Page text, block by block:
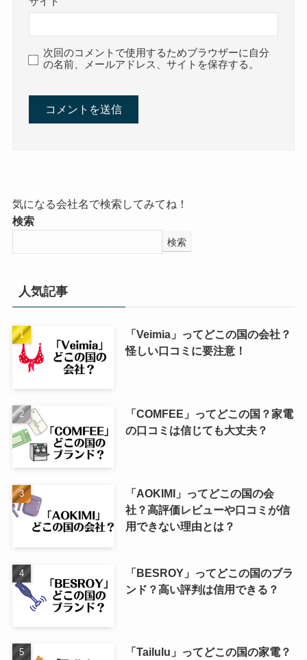
次回のコメントで使用するためブラウザーに自分
の名前、メールアドレス、サイトを保存する。
気になる会社名で検索してみてね！
検索
検索
人気記事
「Veimia」ってどこの国の会社？
怪しい口コミに要注意！
「COMFEE」ってどこの国？家電
の口コミは信じても大丈夫？
「AOKIMI」ってどこの国の会
社？高評価レビューや口コミが信
用できない理由とは？
「BESROY」ってどこの国のブラ
ンド？高い評判は信用できる？
「Tailulu」ってどこの国の家電？